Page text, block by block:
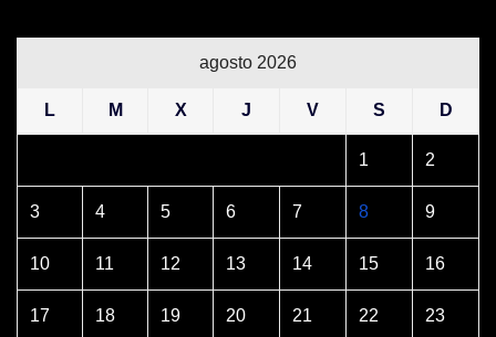
agosto 2026
L M X J V S D
1 2
3 4 5 6 7 8 9
10 11 12 13 14 15 16
17 18 19 20 21 22 23